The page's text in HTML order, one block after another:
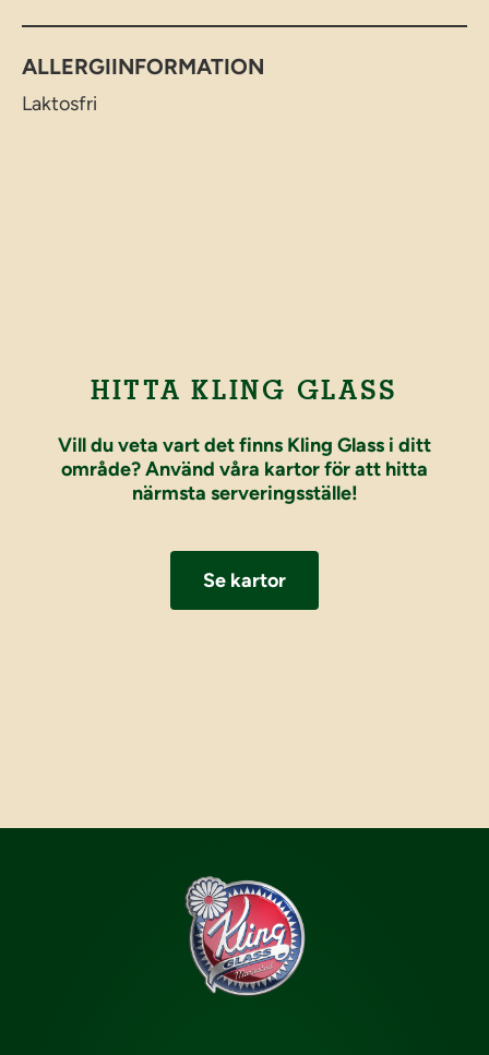
ALLERGIINFORMATION
Laktosfri
HITTA KLING GLASS
Vill du veta vart det finns Kling Glass i ditt
område? Använd våra kartor för att hitta
närmsta serveringsställe!
Se kartor